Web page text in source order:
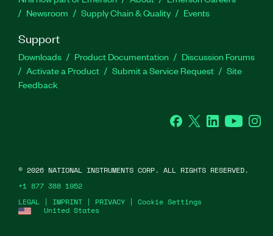
Newsroom
Supply Chain & Quality Events
Support
Downloads Product Documentation
Discussion Forums
Activate a Product
Submit a Service Request
Site
Feedback
Facebook
Twitter LinkedInYouTube
United States
LEGAL | IMPRINT | PRIVACY | Cookie Settings
© 2026 NATIONAL INSTRUMENTS CORP. ALL RIGHTS RESERVED.
+1 877 388 1952